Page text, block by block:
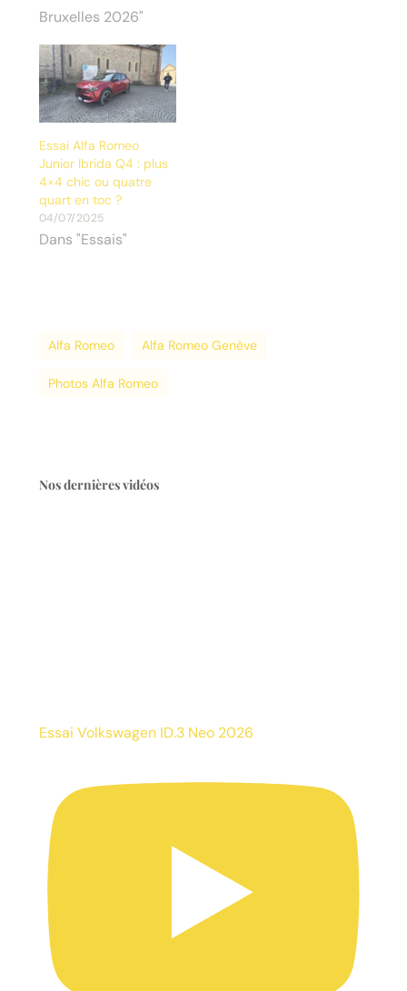
Bruxelles 2026"
Essai Alfa Romeo
Junior Ibrida Q4 : plus
4×4 chic ou quatre
quart en toc ?
04/07/2025
Dans "Essais"
Alfa Romeo Alfa Romeo Genève
Photos Alfa Romeo
Nos dernières vidéos
Essai Volkswagen ID.3 Neo 2026